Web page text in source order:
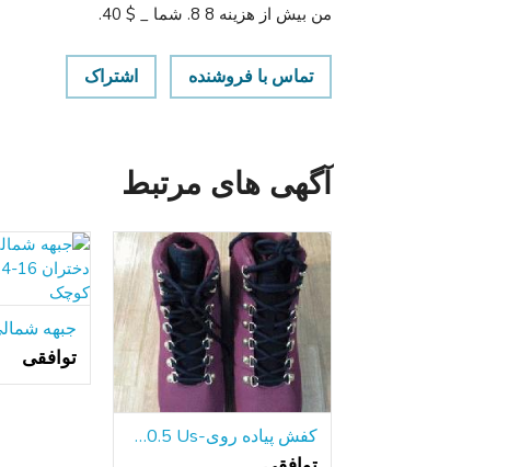
من بیش از هزینه 8 8. شما _ $ 40.
تماس با فروشنده اشتراک
آگهی های مرتبط
کفش پیاده روی-Fila 10.5 Us
توافقی